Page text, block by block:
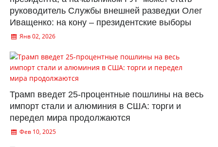
руководитель Службы внешней разведки Олег
Иващенко: на кону – президентские выборы
Янв 02, 2026
Трамп введет 25-процентные пошлины на весь
импорт стали и алюминия в США: торги и
передел мира продолжаются
Фев 10, 2025